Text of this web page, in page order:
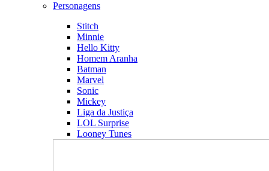
Personagens
Stitch
Minnie
Hello Kitty
Homem Aranha
Batman
Marvel
Sonic
Mickey
Liga da Justiça
LOL Surprise
Looney Tunes